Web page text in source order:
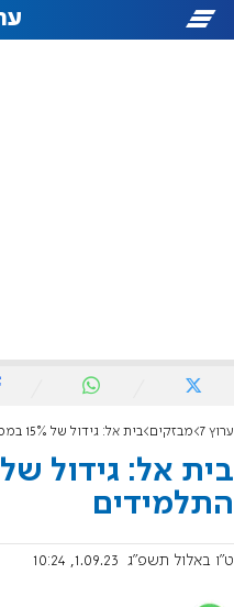
ערוץ 7 מבזקים בית אל: גידול של 15% במספר התלמידים
התלמידים
ט"ו באלול תשפ"ג 1.09.23, 10:24